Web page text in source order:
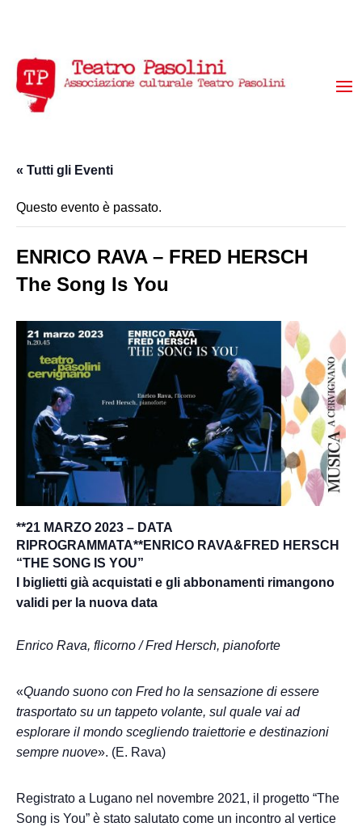
« Tutti gli Eventi
Questo evento è passato.
ENRICO RAVA – FRED HERSCH
The Song Is You
**21 MARZO 2023 – DATA
RIPROGRAMMATA**ENRICO RAVA&FRED HERSCH
“THE SONG IS YOU”
I biglietti già acquistati e gli abbonamenti rimangono
validi per la nuova data
Enrico Rava, flicorno / Fred Hersch, pianoforte
«Quando suono con Fred ho la sensazione di essere
trasportato su un tappeto volante, sul quale vai ad
esplorare il mondo scegliendo traiettorie e destinazioni
sempre nuove». (E. Rava)
Registrato a Lugano nel novembre 2021, il progetto “The
Song is You” è stato salutato come un incontro al vertice